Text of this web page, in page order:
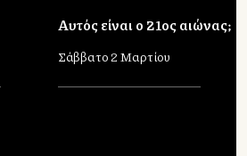
Αυτός είναι ο 21ος αιώνας;
Σάββατο 2 Μαρτίου